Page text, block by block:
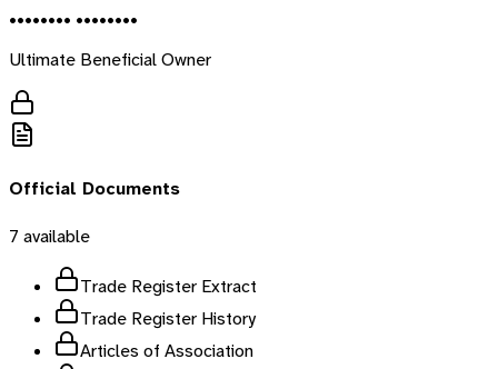
•••••••• ••••••••
Ultimate Beneficial Owner
Official Documents
7 available
Trade Register Extract
Trade Register History
Articles of Association